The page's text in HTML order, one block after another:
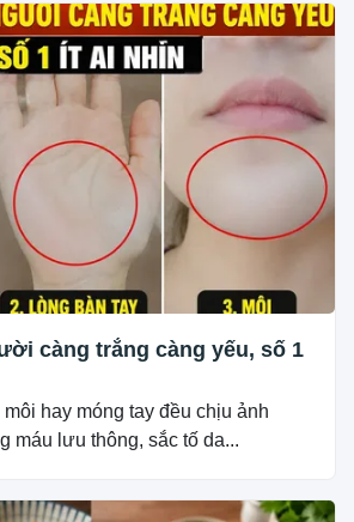
càng trắng càng yếu, số 1
môi hay móng tay đều chịu ảnh
máu lưu thông, sắc tố da...